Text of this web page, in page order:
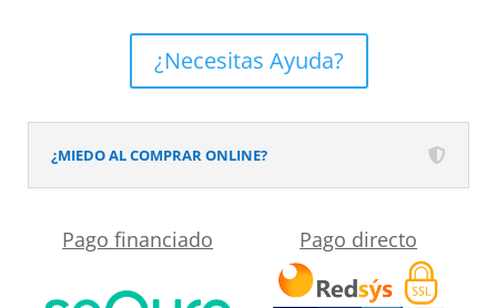
2
cajones
KLUM
lavabo
¿Necesitas Ayuda?
¿MIEDO AL COMPRAR ONLINE?
Pago financiado Pago directo